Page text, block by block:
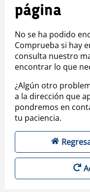
página
No se ha podido
Comprueba si hay
consulta nuestro
encontrar lo que
¿Algún otro
a la dirección que
pondremos en
tu paciencia.